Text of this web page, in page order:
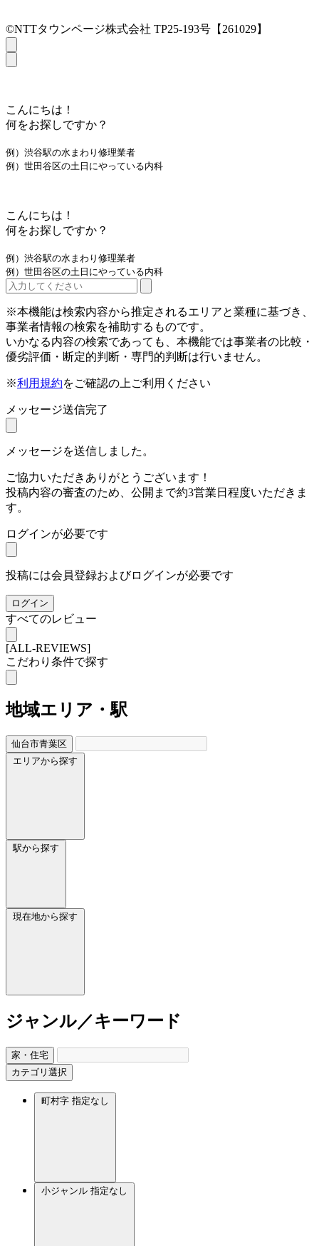
©NTTタウンページ株式会社 TP25-193号【261029】
こんにちは！
何をお探しですか？
例）渋谷駅の水まわり修理業者
例）世田谷区の土日にやっている内科
こんにちは！
何をお探しですか？
例）渋谷駅の水まわり修理業者
例）世田谷区の土日にやっている内科
※本機能は検索内容から推定されるエリアと業種に基づき、
事業者情報の検索を補助するものです。
いかなる内容の検索であっても、本機能では事業者の比較・
優劣評価・断定的判断・専門的判断は行いません。
※利用規約をご確認の上ご利用ください
メッセージ送信完了
メッセージを送信しました。
ご協力いただきありがとうございます！
投稿内容の審査のため、公開まで約3営業日程度いただきま
す。
ログインが必要です
投稿には会員登録およびログインが必要です
ログイン
すべてのレビュー
[ALL-REVIEWS]
こだわり条件で探す
地域エリア・駅
仙台市青葉区
エリアから探す
駅から探す
現在地から探す
ジャンル／キーワード
家・住宅
カテゴリ選択
町村字 指定なし
小ジャンル 指定なし